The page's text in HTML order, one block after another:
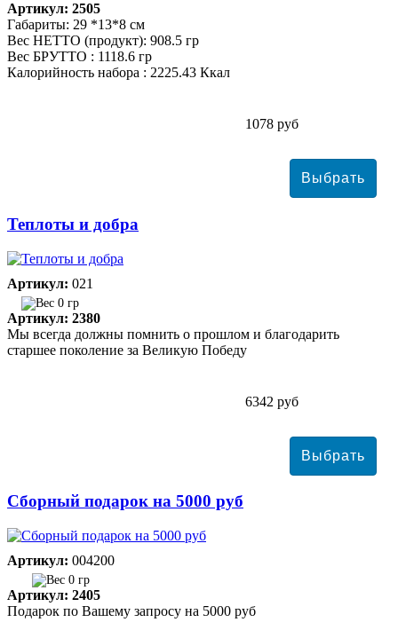
Артикул: 2505
Габариты: 29 *13*8 см
Вес НЕТТО (продукт): 908.5 гр
Вес БРУТТО : 1118.6 гр
Калорийность набора : 2225.43 Ккал
1078 руб
Теплоты и добра
Артикул: 021
0 гр
Артикул: 2380
Мы всегда должны помнить о прошлом и благодарить
старшее поколение за Великую Победу
6342 руб
Сборный подарок на 5000 руб
Артикул: 004200
0 гр
Артикул: 2405
Подарок по Вашему запросу на 5000 руб